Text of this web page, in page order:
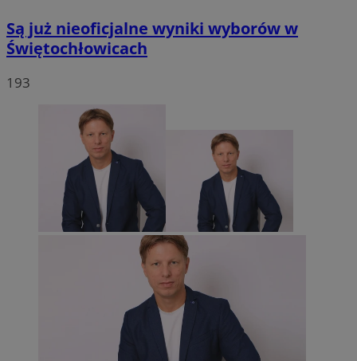
Są już nieoficjalne wyniki wyborów w
Świętochłowicach
193